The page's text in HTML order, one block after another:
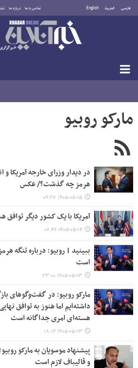
فارسی العربية English تماس با ما درباره ما
دوشنبه ۱۹ مرداد ۱۴۰۵
مارکو روبیو
در دیدار وزرای خارجه آمریکا و
هرمز چه گذشت؟/ عکس
۱۴۰۵-۰۵-۱۵ ۰۹:۲۷
آمریکا با یک کشور دیگر توافق
۱۴۰۵-۰۵-۱۴ ۰۸:۴۶
ببینید | روبیو: درباره تنگه
است
۱۴۰۵-۰۵-۱۳ ۲۳:۰۰
مارکو روبیو: در گفت‌وگوهای
داشته‌ایم اما هنوز به توافق
هسته‌ای امری جداگانه است
۱۴۰۵-۰۵-۱۳ ۱۸:۱۴
پیشنهاد موسویان به مارکو
و قالیباف لازم است